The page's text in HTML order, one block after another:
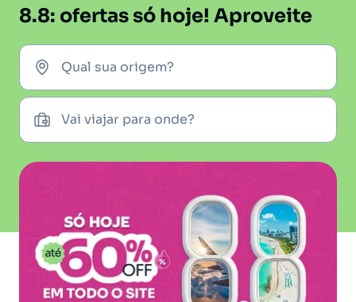
8.8: ofertas só hoje! Aproveite
Qual sua origem?
Vai viajar para onde?